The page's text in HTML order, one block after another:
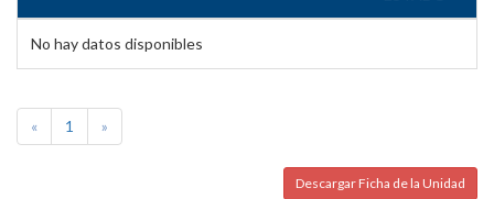
No hay datos disponibles
« 1 »
Descargar Ficha de la Unidad